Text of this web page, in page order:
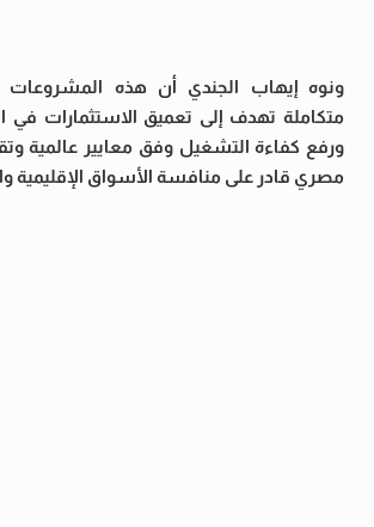
ونوه إيهاب الجندي أن هذه
متكاملة تهدف إلى تعميق الاستثمارات في
ورفع كفاءة التشغيل وفق معايير عالمية
مصري قادر على منافسة الأسواق الإقليمية